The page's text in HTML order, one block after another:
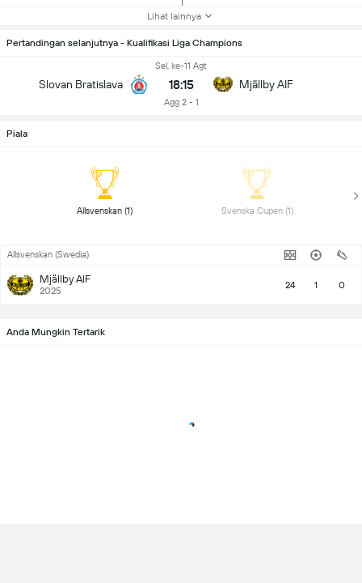
Pertandingan selanjutnya - Kualifikasi Liga Champions
Slovan Bratislava
Sel, ke-11 Agt
18:15
Agg 2 - 1
Mjällby AIF
Lihat lainnya
Piala
Svenska Cupen (1)
Allsvenskan (Swedia)
Mjällby AIF
2025 24 1 0
Anda Mungkin Tertarik